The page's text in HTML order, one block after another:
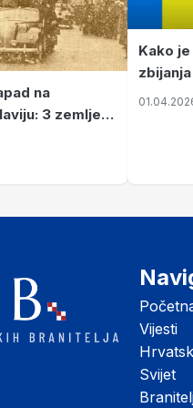
na
3 zemlje
Kako
Vijesti
Svijet